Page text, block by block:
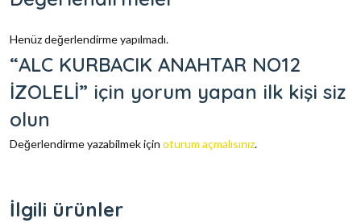
Henüz değerlendirme yapılmadı.
“ALC KURBACIK ANAHTAR NO12
İZOLELİ” için yorum yapan ilk kişi siz
olun
Değerlendirme yazabilmek için oturum açmalısınız.
İlgili ürünler